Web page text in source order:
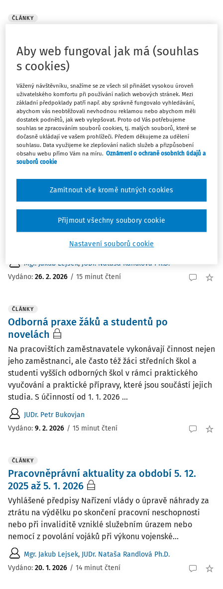
ČLÁNKY
odpovědnost vedení
S účinností nového zákona o kybernetické bezpečnosti
od 1. listopadu 2025 se pravidla hry zásadně mění. Pro
tisíce českých firem a jejich vedení již nejde o
doporučení, ale o zákonnou povinnost s hrozbou
likvidačních pokut a přímé osobní odpovědnosti ...
Petr Hanzel, Barbora Kořenářová
Vydáno:19. 4. 2026 / 12 minut čtení
Pracovněprávní aktuality za období 6. 1. až
13. 2. 2026
Vyhlášené předpisy Nález Ústavního soudu sp. zn. Pl. ÚS
31/24 ve věci návrhu na zrušení § 41 odst. 3 zákona č.
262/2006 Sb., zákoník práce, ve znění pozdějších
předpisů Vyhlášeno...
Mgr. Jakub Lejsek, JUDr. Nataša Randlová Ph.D.
Vydáno: 26. 2. 2026 / 15 minut čtení
ČLÁNKY
Odborná praxe žáků a studentů po
novelách
Na pracovištích zaměstnavatele vykonávají činnost nejen
jeho zaměstnanci, ale často též žáci středních škol a
studenti vyšších odborných škol v rámci praktického
vyučování a praktické přípravy, které jsou součástí jejich
studia. S účinností od 1. 1. 2026 ...
JUDr. Petr Bukovjan
Vydáno: 9. 2. 2026 / 15 minut čtení
ČLÁNKY
Pracovněprávní aktuality za období 5. 12.
2025 až 5. 1. 2026
Vyhlášené předpisy Nařízení vlády o úpravě náhrady za
ztrátu na výdělku po skončení pracovní neschopnosti
nebo při invaliditě vzniklé služebním úrazem nebo
nemocí z povolání vojáků při výkonu vojenské...
Mgr. Jakub Lejsek, JUDr. Nataša Randlová Ph.D.
Vydáno: 20. 1. 2026 / 14 minut čtení
Aby web fungoval jak má (souhlas
s cookies)
Vážený návštěvníku, snažíme se ze všech sil přinášet vysokou úroveň
uživatelského komfortu při používání našich webových stránek. Mezi
základní předpoklady patří např. aby správně fungovalo vyhledávání,
abychom vás neobtěžovali nevhodnou reklamou nebo abychom měli
dostatek podnětů, jak web vylepšovat. Proto od Vás potřebujeme
souhlas se zpracováním souborů cookies, tj. malých souborů, které se
dočasně ukládají ve vašem prohlížeči. Předem děkujeme za udělení
souhlasu. Data využijeme ke zlepšování našich služeb a přizpůsobení
obsahu webu přímo Vám na míru. Oznámení o ochraně osobních údajů a
souborů cookie
Nastavení souborů cookie
Zamítnout vše kromě nutných cookies
Přijmout všechny soubory cookie